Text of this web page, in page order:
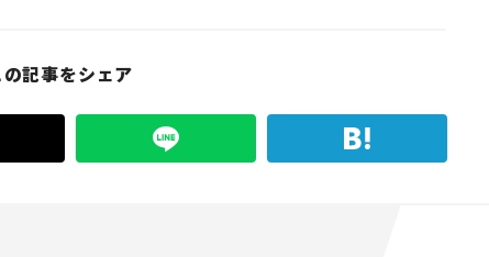
の記事をシェア